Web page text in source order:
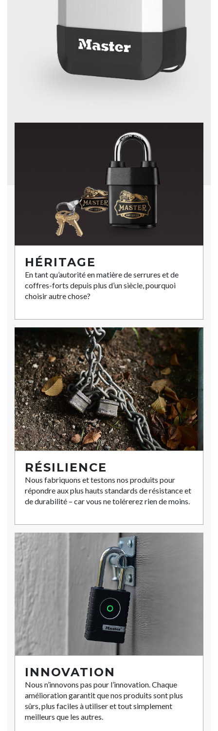
HÉRITAGE
En tant qu’autorité en matière de serrures et de
coffres-forts depuis plus d’un siècle, pourquoi
choisir autre chose?
RÉSILIENCE
Nous fabriquons et testons nos produits pour
répondre aux plus hauts standards de résistance et
de durabilité – car vous ne tolérerez rien de moins.
INNOVATION
Nous n’innovons pas pour l’innovation. Chaque
amélioration garantit que nos produits sont plus
sûrs, plus faciles à utiliser et tout simplement
meilleurs que les autres.